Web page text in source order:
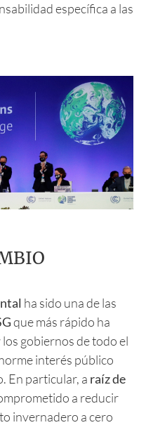
específica a las
ha sido una de las
que más rápido ha
gobiernos de todo el
interés público
En particular, a raíz de
a reducir
invernadero a cero